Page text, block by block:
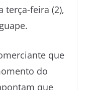
terça-feira (2),
que
do
que